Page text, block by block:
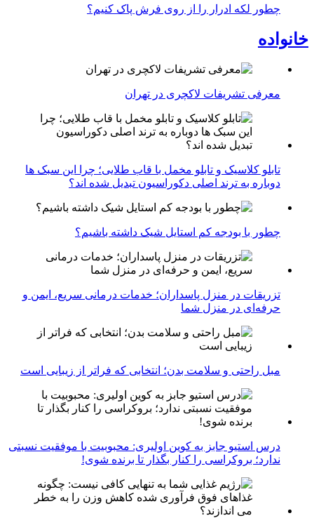
چطور لکه ادرار را از روی فرش پاک کنیم؟
خانواده
معرفی تشریفات لاکچری در تهران
تابلو کلاسیک و تابلو مخمل با قاب طلایی؛ چرا این سبک ها
دوباره به ترند اصلی دکوراسیون تبدیل شده اند؟
چطور با بودجه کم استایل شیک داشته باشیم؟
تزریقات در منزل پاسداران؛ خدمات درمانی سریع، ایمن و
حرفه‌ای در منزل شما
مبل راحتی و سلامت بدن؛ انتخابی که فراتر از زیبایی است
درس استیو جابز به کوین اولیری: محبوبیت با موفقیت نسبتی
ندارد؛ بروکراسی را کنار بگذار تا برنده شوی!